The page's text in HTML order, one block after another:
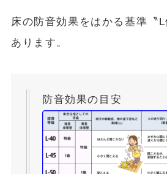
床の防音効果をはかる基準〝
あります。
防音効果の目安